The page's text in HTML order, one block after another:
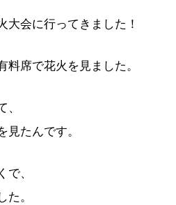
大会に行ってきました！
席で花火を見ました。
たんです。
、
。